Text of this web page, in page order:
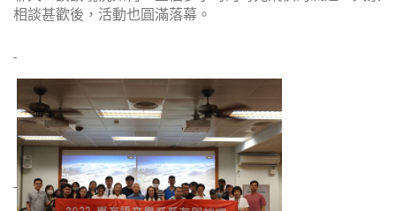
相談甚歡後，活動也圓滿落幕。